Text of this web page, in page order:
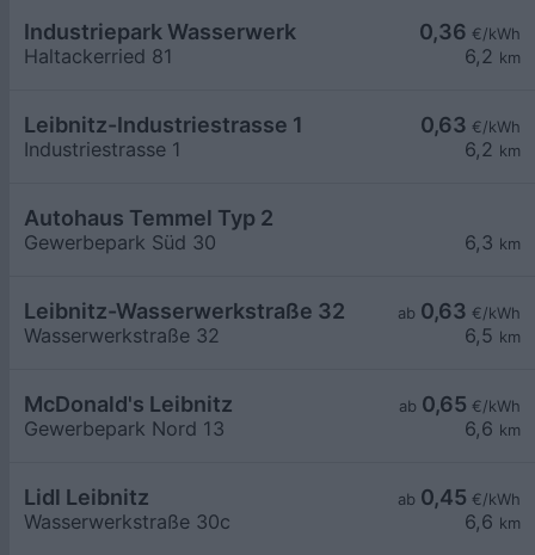
0,36 €/kWh
6,2 km
Industriepark Wasserwerk
Haltackerried 81
0,63 €/kWh
6,2 km
Leibnitz-Industriestrasse 1
Industriestrasse 1
6,3 km
Autohaus Temmel Typ 2
Gewerbepark Süd 30
ab 0,63 €/kWh
6,5 km
Leibnitz-Wasserwerkstraße 32
Wasserwerkstraße 32
ab 0,65 €/kWh
6,6 km
McDonald's Leibnitz
Gewerbepark Nord 13
ab 0,45 €/kWh
6,6 km
Lidl Leibnitz
Wasserwerkstraße 30c